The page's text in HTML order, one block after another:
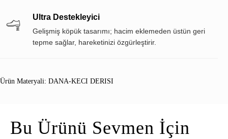
Ultra Destekleyici
Gelişmiş köpük tasarımı; hacim eklemeden üstün geri
tepme sağlar, hareketinizi özgürleştirir.
Ürün Materyali: DANA-KECI DERISI
Bu Ürünü Sevmen İçin